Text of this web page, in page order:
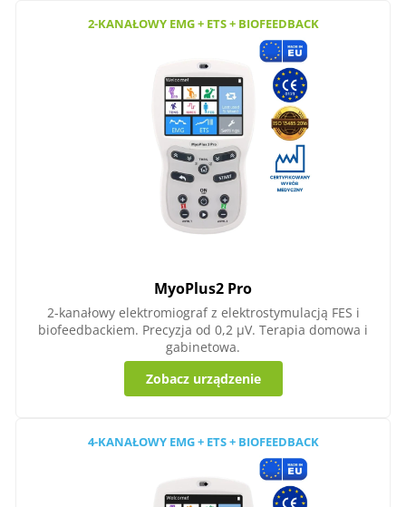
2-KANAŁOWY EMG + ETS + BIOFEEDBACK
MyoPlus2 Pro
2-kanałowy elektromiograf z elektrostymulacją FES i
biofeedbackiem. Precyzja od 0,2 µV. Terapia domowa i
gabinetowa.
Zobacz urządzenie
4-KANAŁOWY EMG + ETS + BIOFEEDBACK